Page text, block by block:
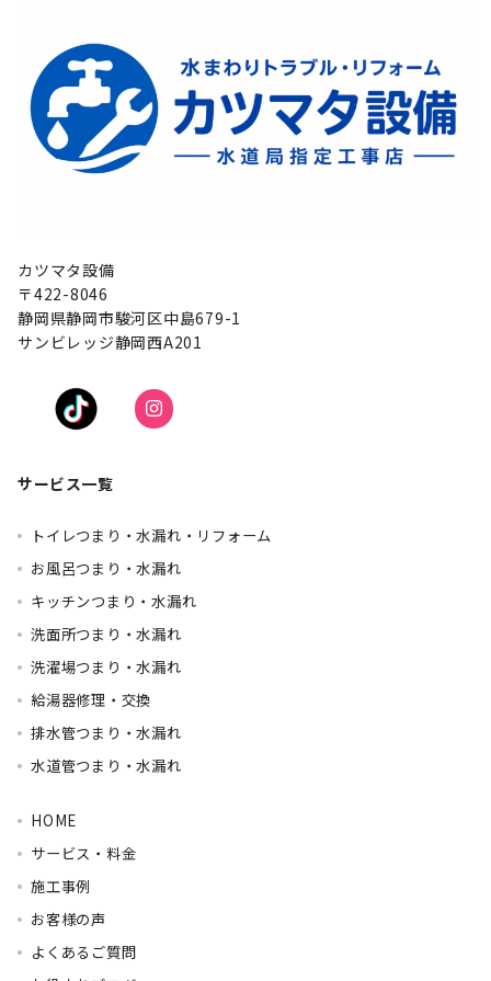
カツマタ設備
〒422-8046
静岡県静岡市駿河区中島679-1
サンビレッジ静岡西A201
サービス一覧
トイレつまり・水漏れ・リフォーム
お風呂つまり・水漏れ
キッチンつまり・水漏れ
洗面所つまり・水漏れ
洗濯場つまり・水漏れ
給湯器修理・交換
排水管つまり・水漏れ
水道管つまり・水漏れ
HOME
サービス・料金
施工事例
お客様の声
よくあるご質問